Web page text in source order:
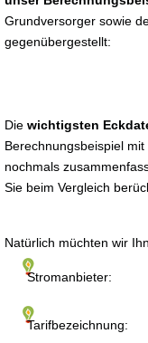
Grundversorger sowie
gegenübergestellt:
Die wichtigsten
Berechnungsbeispiel
nochmals
Sie beim Vergleich
Stromanbieter:
Tarifbezeichnung:
Natürlich müchten wir